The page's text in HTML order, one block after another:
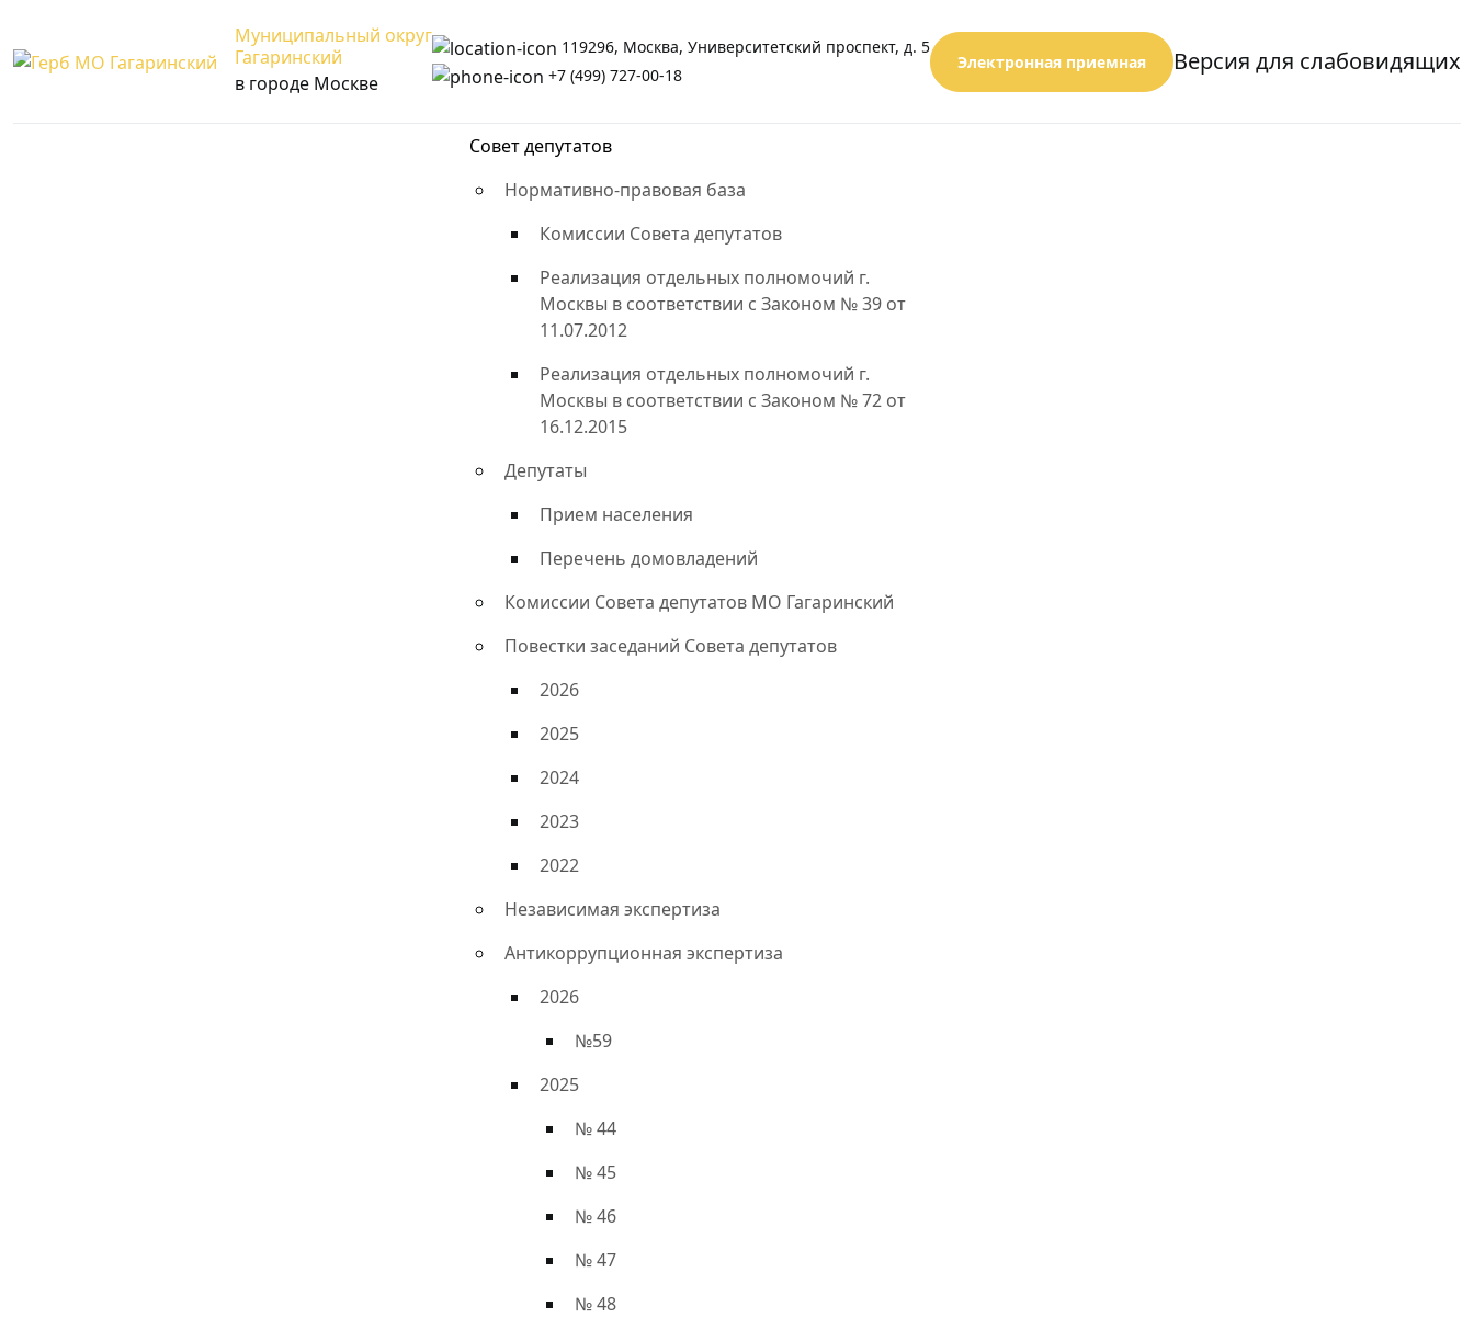
Муниципальный округ
Гагаринский
в городе Москве
119296, Москва, Университетский проспект, д. 5
+7 (499) 727-00-18
Электронная приемная Версия для слабовидящих
Совет депутатов
Нормативно-правовая база
Комиссии Совета депутатов
Реализация отдельных полномочий г.
Москвы в соответствии с Законом № 39 от
11.07.2012
Реализация отдельных полномочий г.
Москвы в соответствии с Законом № 72 от
16.12.2015
Депутаты
Прием населения
Перечень домовладений
Комиссии Совета депутатов МО Гагаринский
Повестки заседаний Совета депутатов
2026
2025
2024
2023
2022
Независимая экспертиза
Антикоррупционная экспертиза
2026
№59
2025
№ 44
№ 45
№ 46
№ 47
№ 48